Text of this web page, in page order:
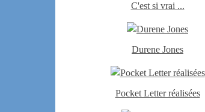
C'est si vrai ...
Durene Jones
Pocket Letter réalisées